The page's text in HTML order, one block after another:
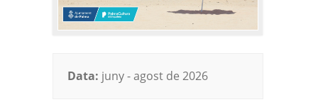
Data: juny - agost de 2026